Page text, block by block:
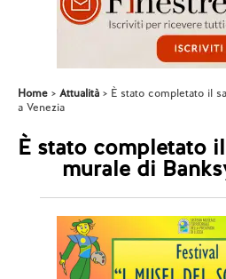
Home Attualità
È stato completato il
a Venezia
È stato completato
murale di